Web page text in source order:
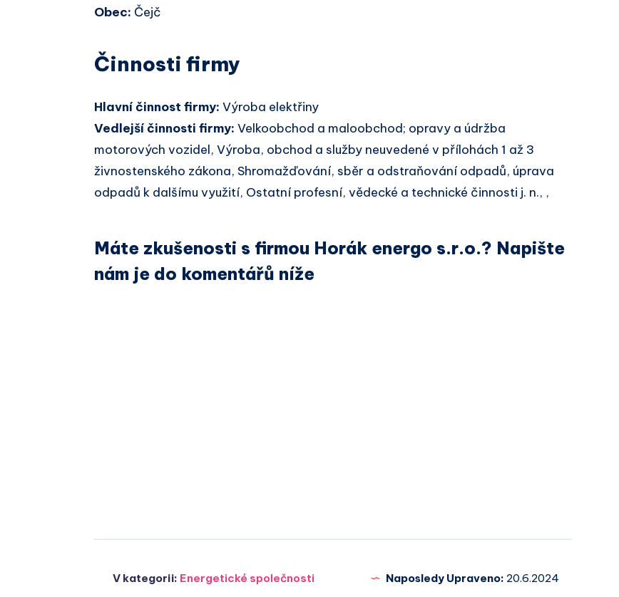
Obec: Čejč
Činnosti firmy
Hlavní činnost firmy: Výroba elektřiny
Vedlejší činnosti firmy: Velkoobchod a maloobchod; opravy a údržba
motorových vozidel, Výroba, obchod a služby neuvedené v přílohách 1 až 3
živnostenského zákona, Shromažďování, sběr a odstraňování odpadů, úprava
odpadů k dalšímu využití, Ostatní profesní, vědecké a technické činnosti j. n., ,
Máte zkušenosti s firmou Horák energo s.r.o.? Napište
nám je do komentářů níže
V kategorii: Energetické společnosti Naposledy Upraveno: 20.6.2024